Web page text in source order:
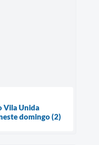
Vila Unida
domingo (2)